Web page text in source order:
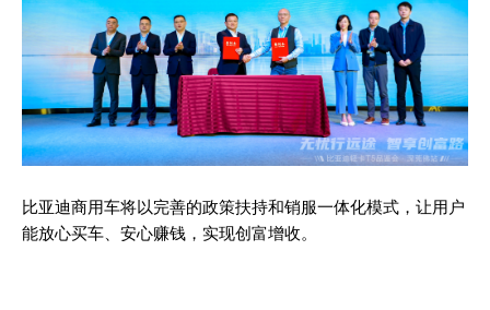
比亚迪商用车将以完善的政策扶持和销服一体化模式，让用户
能放心买车、安心赚钱，实现创富增收。